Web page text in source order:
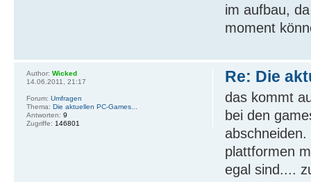
im aufbau,
moment
Re: Die
das kommt
bei den
plattformen
egal sind....
Author: Wicked
14.06.2011, 21:17
Forum: Umfragen
Thema: Die aktuellen PC-Games...
Antworten: 9
Zugriffe: 146801